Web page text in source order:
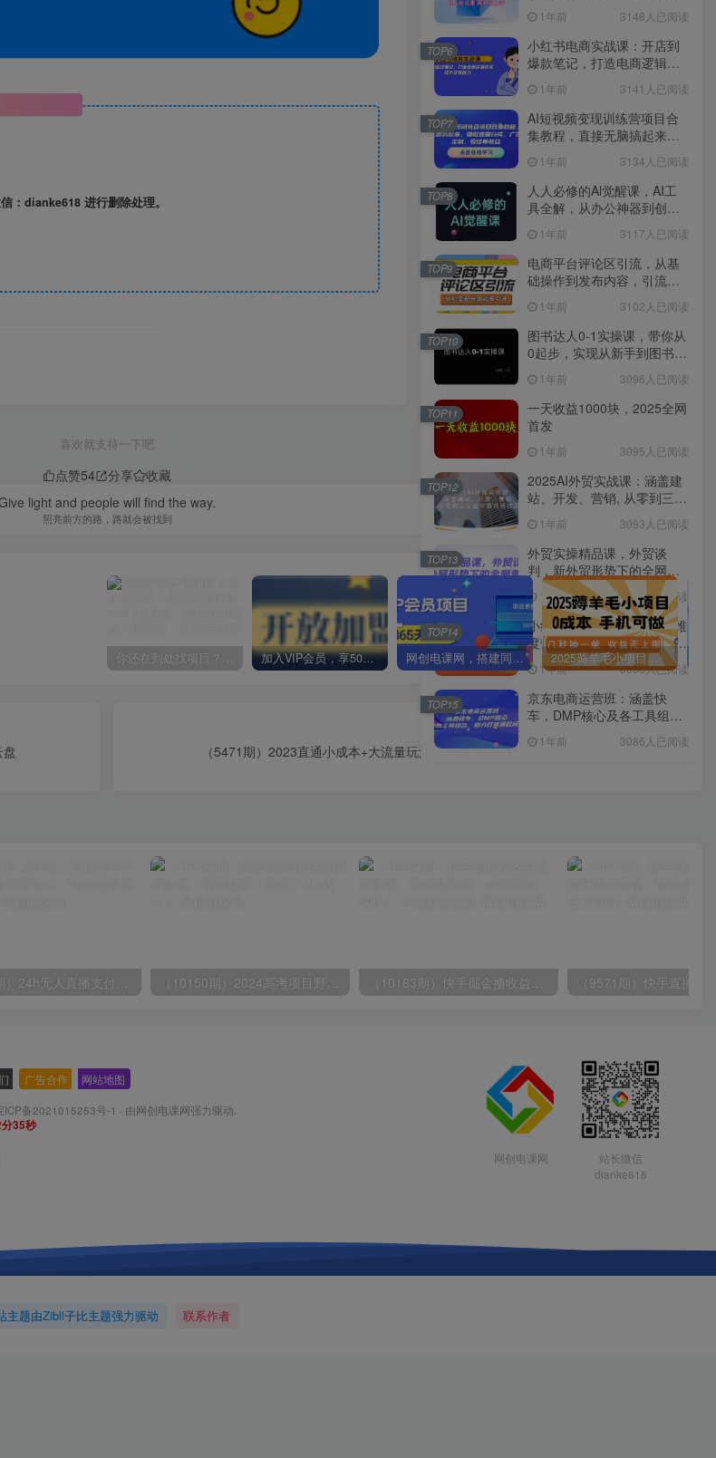
：dianke618 进行删除处理。
喜欢就支持一下吧
点赞54 分享
收藏
light and people will find the way.
照亮前方的路，路就会被找到
你还在到处找项目？还在当韭菜？我却靠卖项目一个月赚5万，曾经我也和你一样懵懂。 加入VIP会员，享50%的推广提成，免费学习多种网上创业课程，菜鸟秒变大神！ 网创电课网，搭建同款知识付费资源网站，实现长期稳定被动收入~ 2025薅羊毛小项目，0成本 手机可做，几秒钟一单，收益无上限
下一篇
（5471期）2023直通小成本+大流量玩法，低价快速引流拉新收割，让你快速突破瓶颈!
（9934期）24h无人直播支付宝项目，最新带货玩法，纯躺赚实测日入500+ （10150期）2024高考项目野路子玩法，无限裂变，最高一天1W＋！ （10163期）快手掘金撸收益最新技术，高收益玩法，单日变现500+，小白必备项目
手 1年前 3148人已阅读
小红书电商实战课：开店到
爆款笔记，打造电商逻辑体
1年前 3141人已阅读
TOP6
AI短视频变现训练营项目合
集教程，直接无脑搞起来，
制、收徒等收益
1年前 3134人已阅读
TOP7
人人必修的Al觉醒课，AI工
具全解，从办公神器到创意
1年前 3117人已阅读
TOP8
电商平台评论区引流，从基
础操作到发布内容，引流技
1年前 3102人已阅读
TOP9
图书达人0-1实操课，带你从
0起步，实现从新手到图书达
1年前 3096人已阅读
TOP10
一天收益1000块，2025全网
首发
1年前 3095人已阅读
TOP11
2025AI外贸实战课：涵盖建
站、开发、营销, 从零到三全
1年前 3093人已阅读
TOP12
外贸实操精品课，外贸谈
判，新外贸形势下的全网营
1年前 3092人已阅读
TOP13
小红书陪跑训练营，从6大维
度带你0基础小白，从入门到
精通1年前 3088人已阅读
TOP14
京东电商运营班：涵盖快
车，DMP核心及各工具组
1年前 3086人已阅读
TOP15
广告合作 网站地图
ICP备2021015253号-1 · 由网创电课网强力驱动.
37秒
网创电课网
站长微信
dianke618
主题由Zibll子比主题强力驱动 联系作者